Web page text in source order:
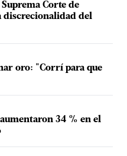
Corte de
discrecionalidad del
oro: "Corrí para que
34 % en el